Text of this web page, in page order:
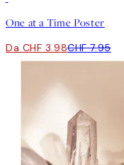
One at a Time Poster
Da CHF 3.98CHF 7.95